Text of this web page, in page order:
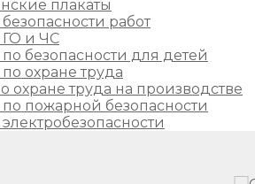
плакаты
работ
ГО и ЧС
безопасности для детей
охране труда
охране труда на производстве
пожарной безопасности